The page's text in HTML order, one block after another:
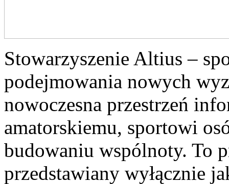
Stowarzyszenie Altius –
podejmowania nowych
nowoczesna przestrzeń
amatorskiemu, sportowi
budowaniu wspólnoty. To
przedstawiany wyłącznie